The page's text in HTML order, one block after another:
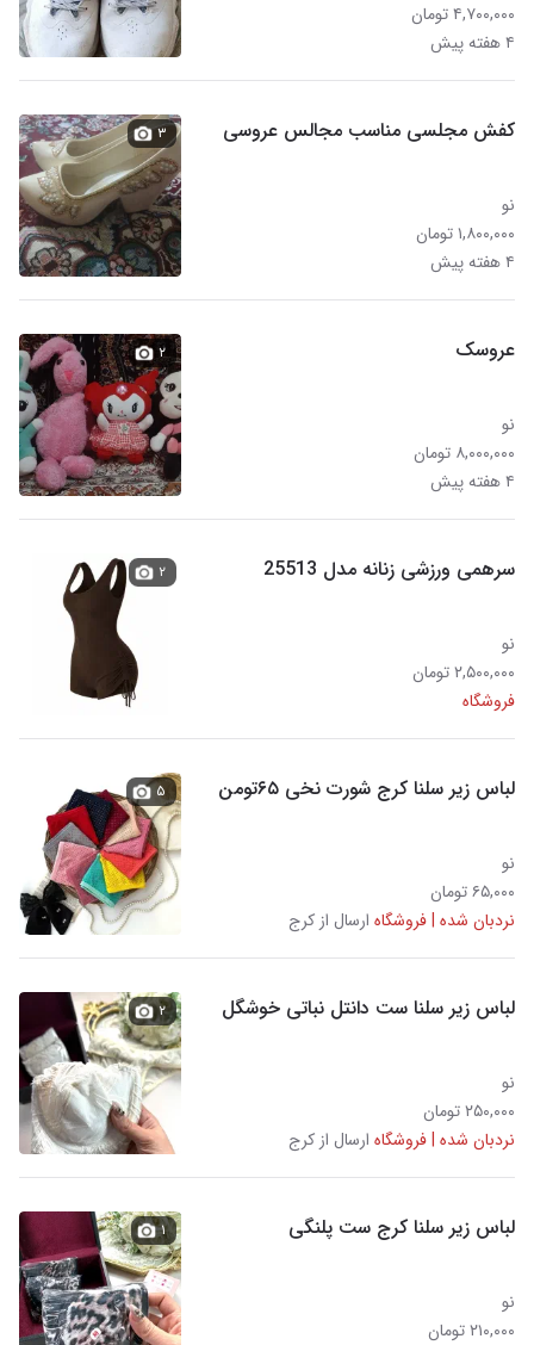
۴,۷۰۰,۰۰۰ تومان
۴ هفته پیش
کفش مجلسی مناسب مجالس عروسی
نو
۱,۸۰۰,۰۰۰ تومان
۴ هفته پیش
۳
عروسک
نو
۸,۰۰۰,۰۰۰ تومان
۴ هفته پیش
۲
سرهمی ورزشی زنانه مدل 25513
نو
۲,۵۰۰,۰۰۰ تومان
فروشگاه
۲
لباس زیر سلنا کرج شورت نخی ۶۵تومن
نو
۶۵,۰۰۰ تومان
نردبان شده | فروشگاه ارسال از کرج
۵
لباس زیر سلنا ست دانتل نباتی خوشگل
نو
۲۵۰,۰۰۰ تومان
نردبان شده | فروشگاه ارسال از کرج
۲
لباس زیر سلنا کرج ست پلنگی
نو
۲۱۰,۰۰۰ تومان
۱